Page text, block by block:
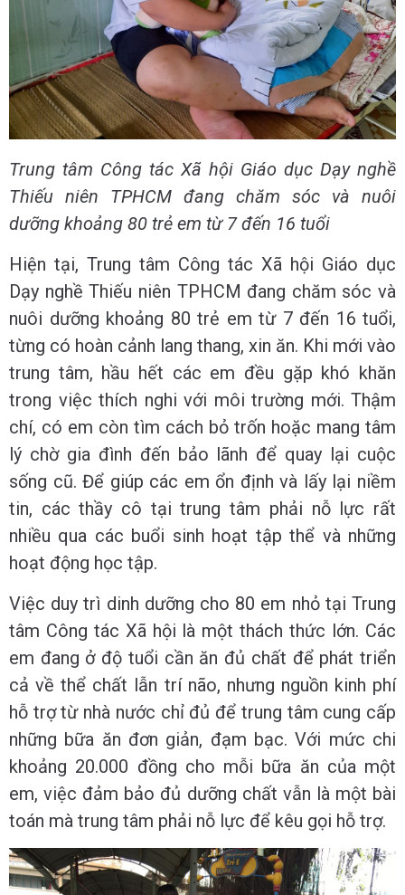
Trung tâm Công tác Xã hội Giáo dục Dạy nghề
Thiếu niên TPHCM đang chăm sóc và nuôi
dưỡng khoảng 80 trẻ em từ 7 đến 16 tuổi
Hiện tại, Trung tâm Công tác Xã hội Giáo dục
Dạy nghề Thiếu niên TPHCM đang chăm sóc và
nuôi dưỡng khoảng 80 trẻ em từ 7 đến 16 tuổi,
từng có hoàn cảnh lang thang, xin ăn. Khi mới vào
trung tâm, hầu hết các em đều gặp khó khăn
trong việc thích nghi với môi trường mới. Thậm
chí, có em còn tìm cách bỏ trốn hoặc mang tâm
lý chờ gia đình đến bảo lãnh để quay lại cuộc
sống cũ. Để giúp các em ổn định và lấy lại niềm
tin, các thầy cô tại trung tâm phải nỗ lực rất
nhiều qua các buổi sinh hoạt tập thể và những
hoạt động học tập.
Việc duy trì dinh dưỡng cho 80 em nhỏ tại Trung
tâm Công tác Xã hội là một thách thức lớn. Các
em đang ở độ tuổi cần ăn đủ chất để phát triển
cả về thể chất lẫn trí não, nhưng nguồn kinh phí
hỗ trợ từ nhà nước chỉ đủ để trung tâm cung cấp
những bữa ăn đơn giản, đạm bạc. Với mức chi
khoảng 20.000 đồng cho mỗi bữa ăn của một
em, việc đảm bảo đủ dưỡng chất vẫn là một bài
toán mà trung tâm phải nỗ lực để kêu gọi hỗ trợ.